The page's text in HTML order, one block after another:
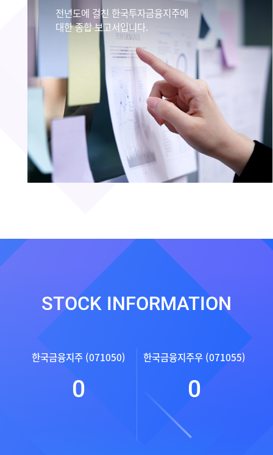
전년도에 걸친 한국투자금융지주에
대한 종합 보고서입니다.
STOCK INFORMATION
한국금융지주 (071050)
0
한국금융지주우 (071055)
0